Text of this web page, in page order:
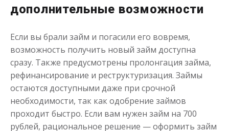
дополнительные возможности
Если вы брали займ и погасили его вовремя,
возможность получить новый займ доступна
сразу. Также предусмотрены пролонгация займа,
рефинансирование и реструктуризация. Займы
остаются доступными даже при срочной
необходимости, так как одобрение займов
проходит быстро. Если вам нужен займ на 700
рублей, рациональное решение — оформить займ